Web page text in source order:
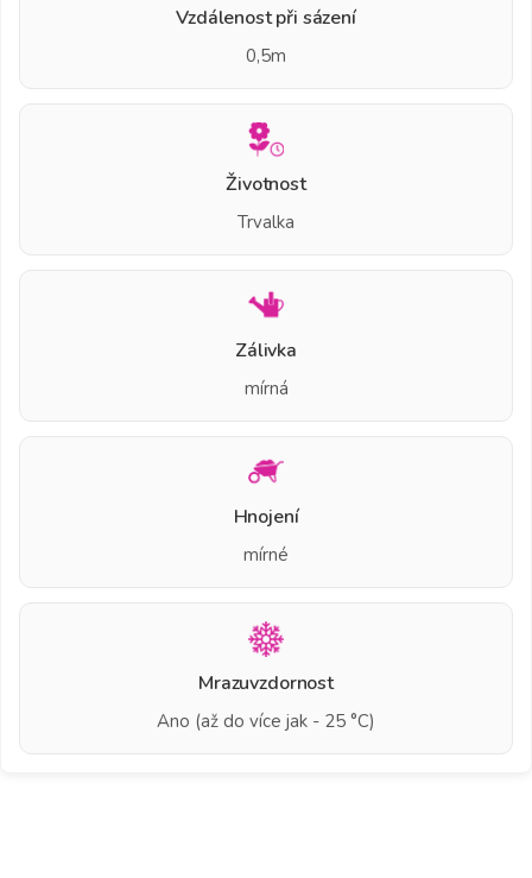
Vzdálenost při sázení
0,5m
Životnost
Trvalka
Zálivka
mírná
Hnojení
mírné
Mrazuvzdornost
Ano (až do více jak - 25 °C)